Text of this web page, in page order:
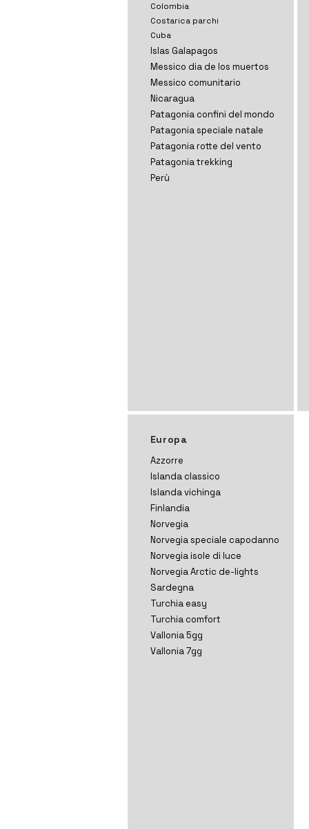
Colombia
Costarica parchi
Cuba
Islas Galapagos
Messico dia de los muertos
Messico comunitario
Nicaragua
Patagonia confini del mondo
Patagonia speciale natale
Patagonia rotte del vento
Patagonia trekking
Perù
Europa
Azzorre
Islanda classico
Islanda vichinga
Finlandia
Norvegia
Norvegia speciale capodanno
Norvegia isole di luce
Norvegia Arctic de-lights
Sardegna
Turchia easy
Turchia comfort
Vallonia 5gg
Vallonia 7gg